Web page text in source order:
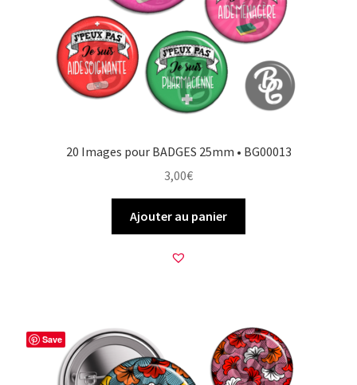
20 Images pour BADGES 25mm • BG00013
3,00€
Ajouter au panier
Save